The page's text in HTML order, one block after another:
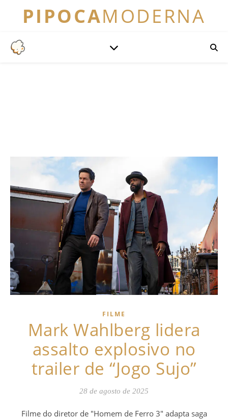
PIPOCAMODERNA
FILME
Mark Wahlberg lidera
assalto explosivo no
trailer de “Jogo Sujo”
28 de agosto de 2025
Filme do diretor de "Homem de Ferro 3" adapta saga